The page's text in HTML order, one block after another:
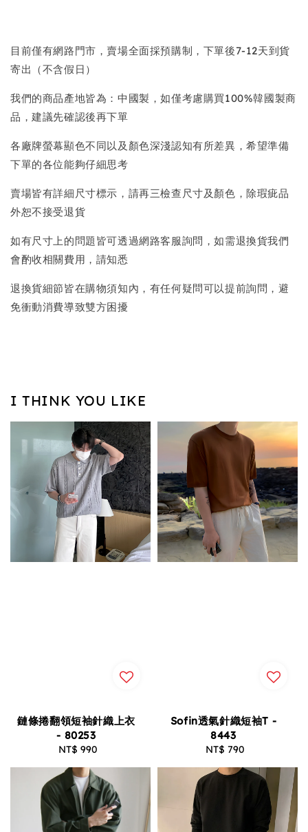
目前僅有網路門市，賣場全面採預購制，下單後7-12天到貨
寄出（不含假日）
我們的商品產地皆為：中國製，如僅考慮購買100%韓國製商
品，建議先確認後再下單
各廠牌螢幕顯色不同以及顏色深淺認知有所差異，希望準備
下單的各位能夠仔細思考
賣場皆有詳細尺寸標示，請再三檢查尺寸及顏色，除瑕疵品
外恕不接受退貨
如有尺寸上的問題皆可透過網路客服詢問，如需退換貨我們
會酌收相關費用，請知悉
退換貨細節皆在購物須知內，有任何疑問可以提前詢問，避
免衝動消費導致雙方困擾
I THINK YOU LIKE
鏈條捲翻領短袖針織上衣
- 80253
Regular
NT$ 990
Sofin透氣針織短袖T -
8443
Regular
NT$ 790